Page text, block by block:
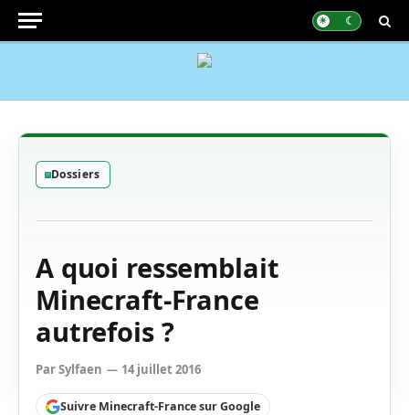
Dossiers
A quoi ressemblait
Minecraft-France
autrefois ?
ParSylfaen 14 juillet 2016
Suivre Minecraft-France sur Google